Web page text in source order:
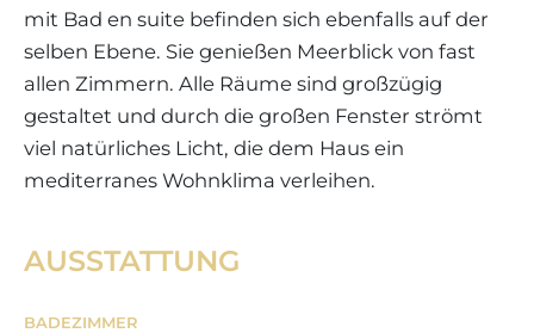
mit Bad en suite befinden sich ebenfalls auf der
selben Ebene. Sie genießen Meerblick von fast
allen Zimmern. Alle Räume sind großzügig
gestaltet und durch die großen Fenster strömt
viel natürliches Licht, die dem Haus ein
mediterranes Wohnklima verleihen.
AUSSTATTUNG
BADEZIMMER